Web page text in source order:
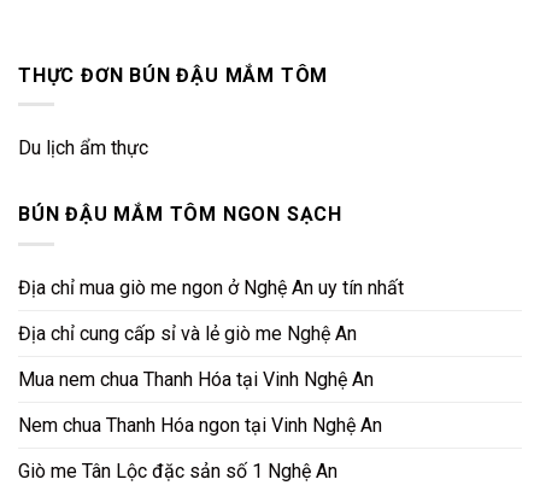
THỰC ĐƠN BÚN ĐẬU MẮM TÔM
Du lịch ẩm thực
BÚN ĐẬU MẮM TÔM NGON SẠCH
Địa chỉ mua giò me ngon ở Nghệ An uy tín nhất
Địa chỉ cung cấp sỉ và lẻ giò me Nghệ An
Mua nem chua Thanh Hóa tại Vinh Nghệ An
Nem chua Thanh Hóa ngon tại Vinh Nghệ An
Giò me Tân Lộc đặc sản số 1 Nghệ An